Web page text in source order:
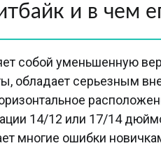
и в чем
собой уменьшенную
обладает серьезным
14/12 или 17/14
многие ошибки